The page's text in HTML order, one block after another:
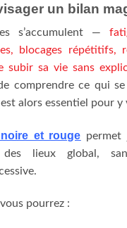
un bilan
s’accumulent —
blocages répétitifs,
subir sa vie sans
comprendre ce qui
alors essentiel pour y
et rouge permet
lieux global,
pourrez :